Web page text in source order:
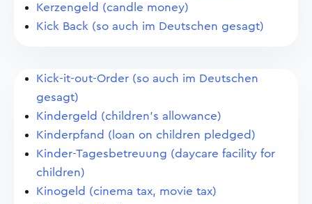
Kerzengeld (candle money)
Kick Back (so auch im Deutschen gesagt)
Kick-it-out-Order (so auch im Deutschen
gesagt)
Kindergeld (children's allowance)
Kinderpfand (loan on children pledged)
Kinder-Tagesbetreuung (daycare facility for
children)
Kinogeld (cinema tax, movie tax)